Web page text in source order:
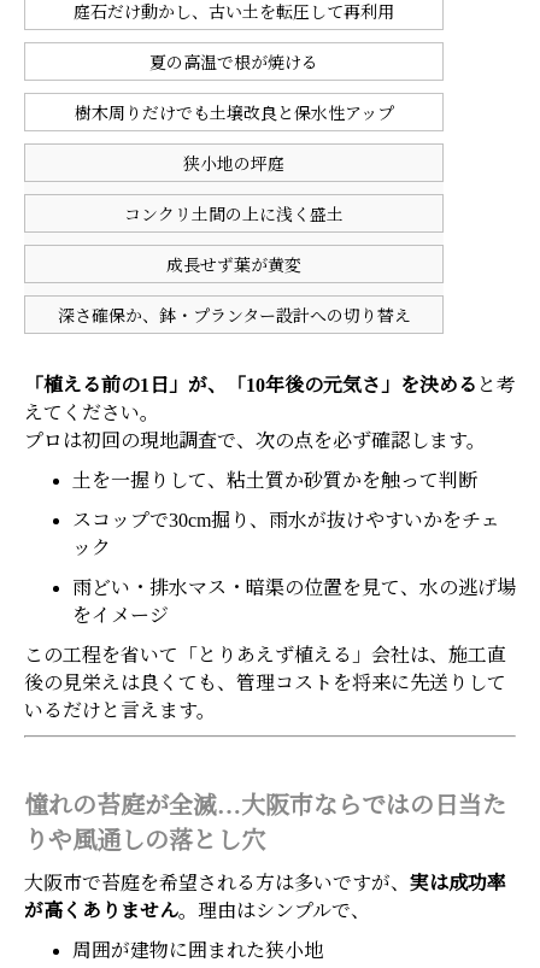
庭石だけ動かし、古い土を転圧して再利用
夏の高温で根が焼ける
樹木周りだけでも土壌改良と保水性アップ
狭小地の坪庭
コンクリ土間の上に浅く盛土
成長せず葉が黄変
深さ確保か、鉢・プランター設計への切り替え
「植える前の1日」が、「10年後の元気さ」を決める と考
えてください。
プロは初回の現地調査で、次の点を必ず確認します。
土を一握りして、粘土質か砂質かを触って判断
スコップで30cm掘り、雨水が抜けやすいかをチェ
ック
雨どい・排水マス・暗渠の位置を見て、水の逃げ場
をイメージ
この工程を省いて「とりあえず植える」会社は、施工直
後の見栄えは良くても、管理コストを将来に先送りして
いるだけと言えます。
憧れの苔庭が全滅…大阪市ならではの日当た
りや風通しの落とし穴
大阪市で苔庭を希望される方は多いですが、 実は成功率
が高くありません。理由はシンプルで、
周囲が建物に囲まれた狭小地